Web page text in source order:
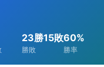
23勝15敗
勝敗
60%
勝率